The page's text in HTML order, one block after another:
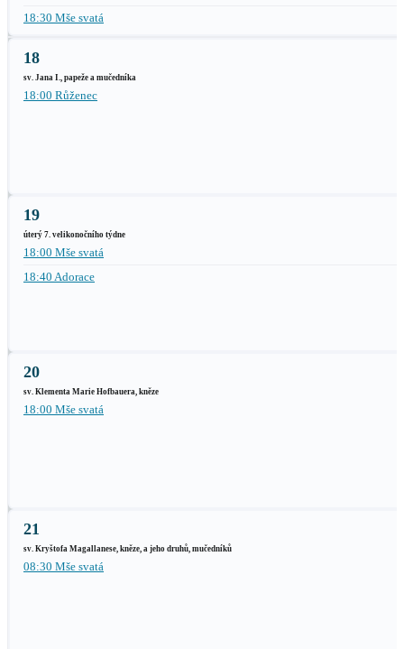
18:30 Mše svatá
18
sv. Jana I., papeže a mučedníka
18:00 Růženec
19
úterý 7. velikonočního týdne
18:00 Mše svatá
18:40 Adorace
20
sv. Klementa Marie Hofbauera, kněze
18:00 Mše svatá
21
sv. Kryštofa Magallanese, kněze, a jeho druhů, mučedníků
08:30 Mše svatá